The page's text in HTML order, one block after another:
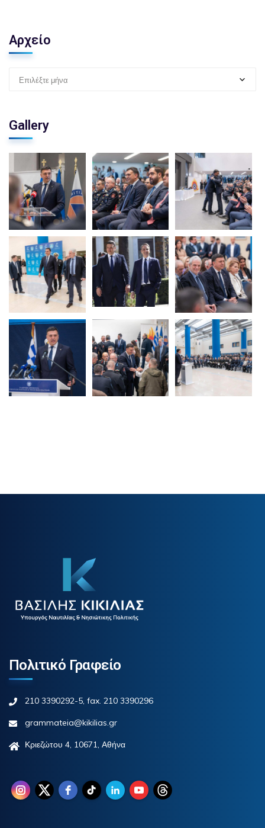
Αρχείο
Επιλέξτε μήνα
Gallery
Πολιτικό Γραφείο
210 3390292-5, fax. 210 3390296
grammateia@kikilias.gr
Κριεζώτου 4, 10671, Αθήνα